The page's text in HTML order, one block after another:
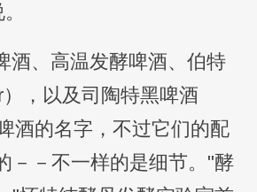
酒、高温发酵啤酒、伯特
，以及司陶特黑啤酒
酒的名字，不过它们的配
－－不一样的是细节。"酵